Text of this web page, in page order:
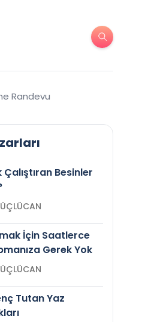
Randevu
Çalıştıran Besinler
GÜÇLÜCAN
İçin Saatlerce
Gerek Yok
GÜÇLÜCAN
Tutan Yaz